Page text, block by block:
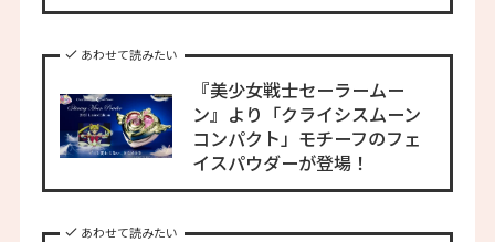
あわせて読みたい
『美少女戦士セーラームー
ン』より「クライシスムーン
コンパクト」モチーフのフェ
イスパウダーが登場！
あわせて読みたい